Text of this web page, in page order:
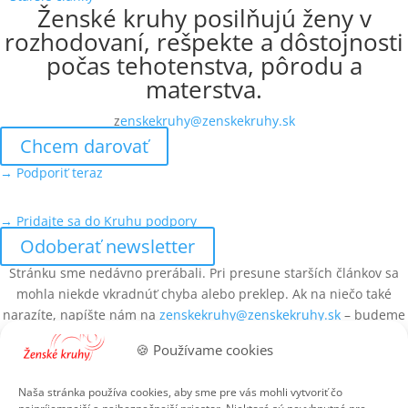
🍪 Používame cookies
Naša stránka používa cookies, aby sme pre vás mohli vytvoriť čo
Ženské kruhy posilňujú ženy v
rozhodovaní, rešpekte a dôstojnosti
počas tehotenstva, pôrodu a
materstva.
zenskekruhy@zenskekruhy.sk
Chcem darovať
→ Podporiť teraz
→ Pridajte sa do Kruhu podpory
Odoberať newsletter
Stránku sme nedávno prerábali. Pri presune starších článkov sa
mohla niekde vkradnúť chyba alebo preklep. Ak na niečo také
narazíte, napíšte nám na zenskekruhy@zenskekruhy.sk – budeme
Adresa
Ženské kruhy